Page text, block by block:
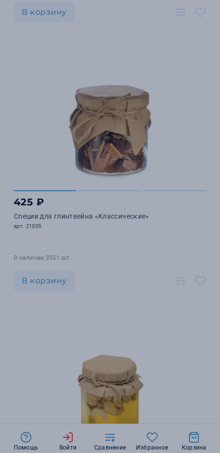
В корзину
425 ₽
Специи для глинтвейна «Классические»
арт. 21005
В наличии 3551 шт.
В корзину
Помощь Войти Сравнение Избранное Корзина